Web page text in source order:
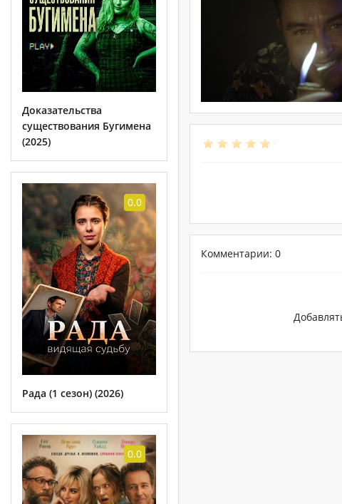
Доказательства
существования Бугимена
(2025)
0.0
Рада (1 сезон) (2026)
0.0
Комментарии: 0